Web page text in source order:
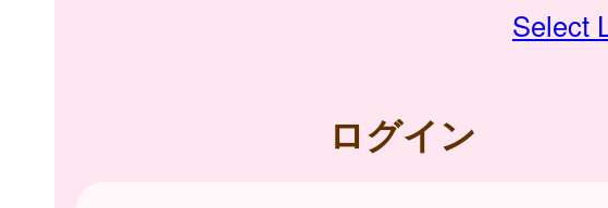
Select
ログイン